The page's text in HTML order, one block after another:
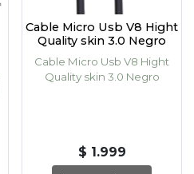
Cable Micro Usb V8 Hight
Quality skin 3.0 Negro
Cable Micro Usb V8 Hight
Quality skin 3.0 Negro
$ 1.999